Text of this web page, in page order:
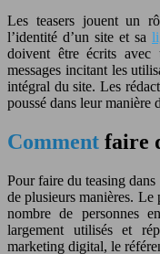
Les teasers jouent un
l’identité d’un site et sa
doivent être écrits
messages incitant les
intégral du site. Les
poussé dans leur manière
Comment faire
Pour faire du teasing
de plusieurs manières. Le
nombre de personnes
largement utilisés et
marketing digital, le